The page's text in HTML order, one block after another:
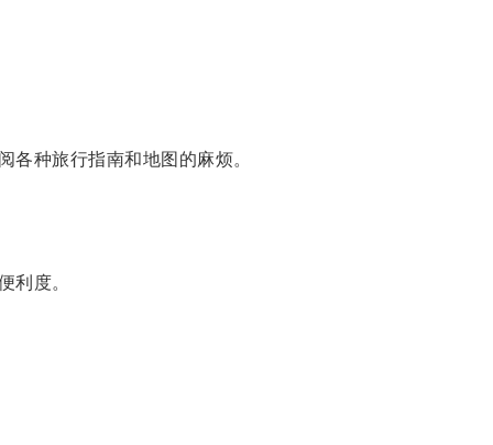
种旅行指南和地图的麻烦。
利度。